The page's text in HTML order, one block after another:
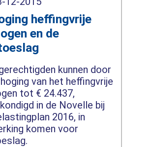
heffingvrije
en de
kunnen door
van het heffingvrije
tot € 24.437,
in de Novelle bij
2016, in
komen voor